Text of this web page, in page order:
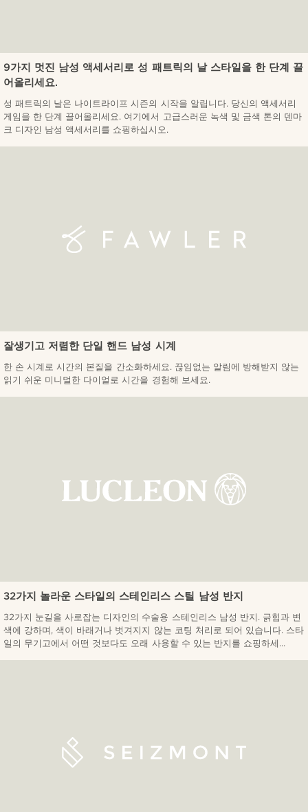
9가지 멋진 남성 액세서리로 성 패트릭의 날 스타일을 한 단계 끌
어올리세요.
성 패트릭의 날은 나이트라이프 시즌의 시작을 알립니다. 당신의 액세서리
게임을 한 단계 끌어올리세요. 여기에서 고급스러운 녹색 및 금색 톤의 덴마
크 디자인 남성 액세서리를 쇼핑하십시오.
잘생기고 저렴한 단일 핸드 남성 시계
한 손 시계로 시간의 본질을 간소화하세요. 끊임없는 알림에 방해받지 않는
읽기 쉬운 미니멀한 다이얼로 시간을 경험해 보세요.
32가지 놀라운 스타일의 스테인리스 스틸 남성 반지
32가지 눈길을 사로잡는 디자인의 수술용 스테인리스 남성 반지. 긁힘과 변
색에 강하며, 색이 바래거나 벗겨지지 않는 코팅 처리로 되어 있습니다. 스타
일의 무기고에서 어떤 것보다도 오래 사용할 수 있는 반지를 쇼핑하세...